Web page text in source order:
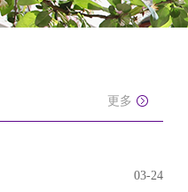
更多
03-24